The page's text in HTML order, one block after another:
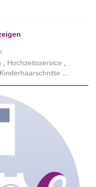
Hochzeitsservice
Kinderhaarschnitte